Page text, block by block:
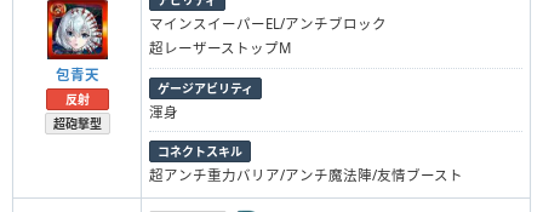
包青天
反射
超砲撃型
マインスイーパーEL/アンチブロック
超レーザーストップM
ゲージアビリティ
渾身
コネクトスキル
超アンチ重力バリア/アンチ魔法陣/友情ブースト